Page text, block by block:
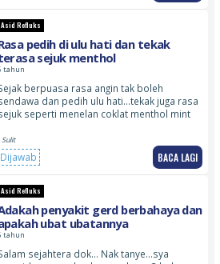
Asid Refluks
pedih di ulu hati dan tekak
sejuk menthol
tahun
berpuasa rasa angin tak boleh
dan pedih ulu hati…tekak juga rasa
seperti menelan coklat menthol mint
Sulit
Dijawab BACA LAGI
Asid Refluks
penyakit gerd berbahaya dan
ubat ubatannya
tahun
sejahtera dok… Nak tanye…sya